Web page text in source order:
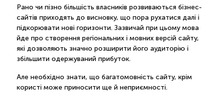
Рано чи пізно більшість власників розвиваються бізнес-
сайтів приходять до висновку, що пора рухатися далі і
підкорювати нові горизонти. Зазвичай при цьому мова
йде про створення регіональних і мовних версій сайту,
які дозволяють значно розширити його аудиторію і
збільшити одержуваний прибуток.
Але необхідно знати, що багатомовність сайту, крім
користі може приносити ще й неприємності.